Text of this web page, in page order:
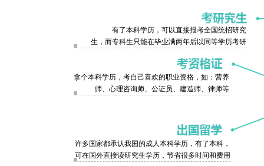
有了本科学历，可以直接报考全国统招研究
生，而专科生只能在毕业满两年后以同等学历考研
拿个本科学历，考自己喜欢的职业资格，如：营养
师、心理咨询师、公证员、建造师、律师等
许多国家都承认我国的成人本科学历，有了本科，
可在国外直接读研究生学历，节省很多时间和费用